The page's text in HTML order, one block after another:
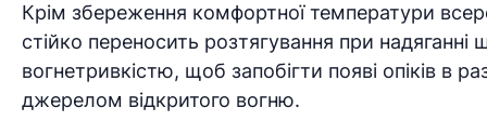
Крім збереження комфортної температури
стійко переносить розтягування при
вогнетривкістю, щоб запобігти появі опіків в
джерелом відкритого вогню.